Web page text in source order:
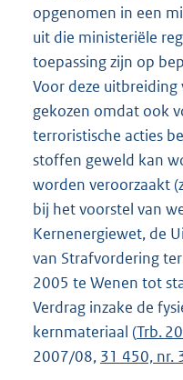
opgenomen in een
uit die ministeriële
toepassing zijn op
Voor deze uitbreiding
gekozen omdat ook
terroristische acties
stoffen geweld kan
worden veroorzaakt
bij het voorstel van
Kernenergiewet, de
van Strafvordering
2005 te Wenen tot
Verdrag inzake de
kernmateriaal (Trb.
2007/08, 31 450, nr.